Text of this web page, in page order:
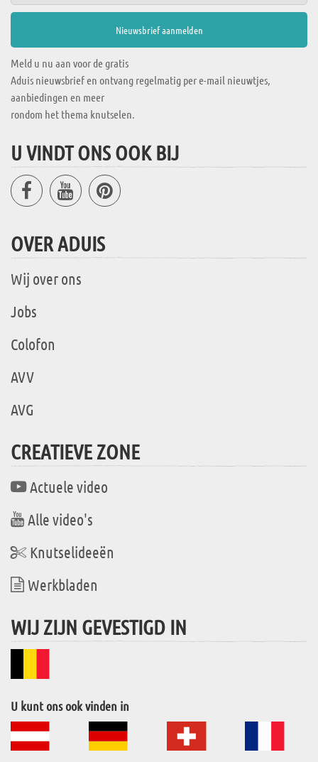
Meld u nu aan voor de gratis
Aduis nieuwsbrief en ontvang regelmatig per e-mail nieuwtjes,
aanbiedingen en meer
rondom het thema knutselen.
U VINDT ONS OOK BIJ
OVER ADUIS
Wij over ons
Jobs
Colofon
AVV
AVG
CREATIEVE ZONE
Actuele video
Alle video's
Knutselideeën
Werkbladen
WIJ ZIJN GEVESTIGD IN
U kunt ons ook vinden in